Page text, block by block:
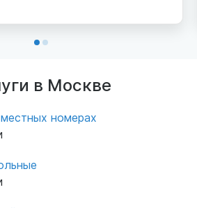
к постояльцам. Уход,
обстоятельства и
положа руку сердце -
может быть для людей
в Москве
номерах